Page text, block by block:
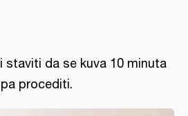
staviti da se kuva 10 minuta
procediti.